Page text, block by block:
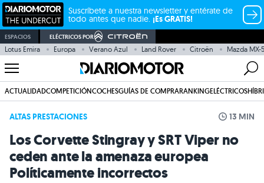
Suscríbete a nuestra newsletter y entérate de
todo antes que nadie. ¡Es GRATIS!
ESPACIOS ELÉCTRICOS POR
Lotus Emira Europa Verano Azul Land Rover Citroën Mazda MX-5
ACTUALIDADCOMPETICIÓNCOCHESGUÍAS DE COMPRARANKINGELÉCTRICOS
ALTAS PRESTACIONES 13 MIN
Los Corvette Stingray y SRT Viper no
ceden ante la amenaza europea
Políticamente incorrectos